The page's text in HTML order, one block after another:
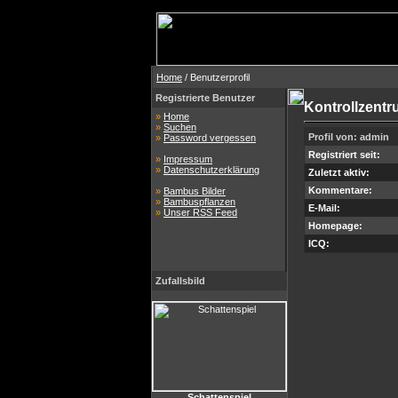
Home / Benutzerprofil
Registrierte Benutzer
» Home
» Suchen
» Password vergessen
» Impressum
» Datenschutzerklärung
» Bambus Bilder
» Bambuspflanzen
» Unser RSS Feed
Zufallsbild
Profil von: admin
Registriert seit:
Zuletzt aktiv:
Kommentare:
E-Mail:
Homepage:
ICQ: